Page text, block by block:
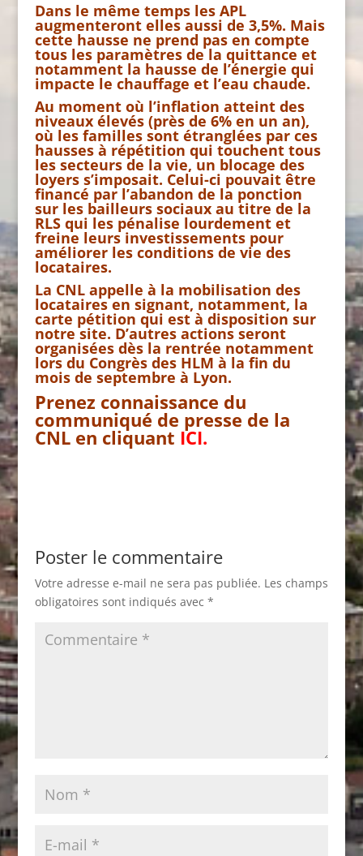
Dans le même temps les APL
augmenteront elles aussi de 3,5%. Mais
cette hausse ne prend pas en compte
tous les paramètres de la quittance et
notamment la hausse de l’énergie qui
impacte le chauffage et l’eau chaude.
Au moment où l’inflation atteint des
niveaux élevés (près de 6% en un an),
où les familles sont étranglées par ces
hausses à répétition qui touchent tous
les secteurs de la vie, un blocage des
loyers s’imposait. Celui-ci pouvait être
financé par l’abandon de la ponction
sur les bailleurs sociaux au titre de la
RLS qui les pénalise lourdement et
freine leurs investissements pour
améliorer les conditions de vie des
locataires.
La CNL appelle à la mobilisation des
locataires en signant, notamment, la
carte pétition qui est à disposition sur
notre site. D’autres actions seront
organisées dès la rentrée notamment
lors du Congrès des HLM à la fin du
mois de septembre à Lyon.
Prenez connaissance du
communiqué de presse de la
CNL en cliquant ICI.
Poster le commentaire
Votre adresse e-mail ne sera pas publiée. Les champs
obligatoires sont indiqués avec *